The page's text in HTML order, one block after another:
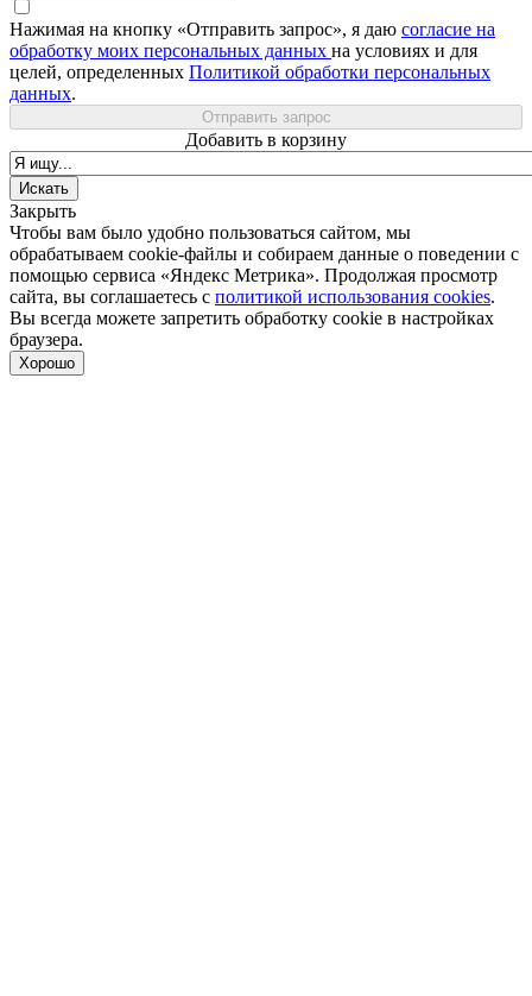
Нажимая на кнопку «Отправить запрос», я даю согласие на
обработку моих персональных данных на условиях и для
целей, определенных Политикой обработки персональных
данных.
Отправить запрос
Добавить в корзину
Закрыть
Чтобы вам было удобно пользоваться сайтом, мы
обрабатываем cookie-файлы и собираем данные о поведении с
помощью сервиса «Яндекс Метрика». Продолжая просмотр
сайта, вы соглашаетесь с политикой использования cookies.
Вы всегда можете запретить обработку cookie в настройках
браузера.
Хорошо